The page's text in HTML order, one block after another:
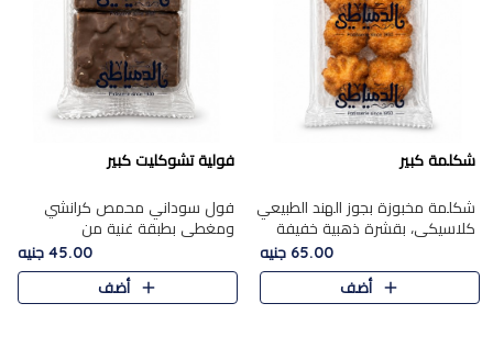
شكلمة كبير
شكلمة مخبوزة بجوز الهند الطبيعي
كلاسيكي، بقشرة ذهبية خفيفة
وقلب طري رطب يذوب في الفم،
تمنحك المذاق الشرقي الحلو الأصيل
التقليدي في كل لقمة.
65.00 جنيه
أضف
فولية تشوكليت كبير
فول سوداني محمص كرانشي
ومغطى بطبقة غنية من
الشوكولاتة، يجمع بين طعم
القرمشة الأصيلة الكلاسكيكية
التقليدية للفول السوداني وحلاوة
45.00 جنيه
أضف